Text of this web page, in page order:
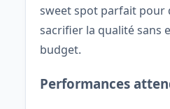
sweet spot parfait pour
sacrifier la qualité sans
budget.
Performances